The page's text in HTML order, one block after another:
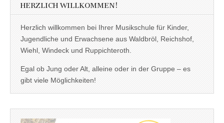
HERZLICH WILLKOMMEN!
Herzlich willkommen bei Ihrer Musikschule für Kinder,
Jugendliche und Erwachsene aus Waldbröl, Reichshof,
Wiehl, Windeck und Ruppichteroth.
Egal ob Jung oder Alt, alleine oder in der Gruppe – es
gibt viele Möglichkeiten!